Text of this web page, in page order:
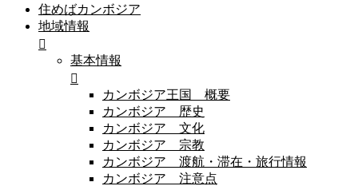
住めばカンボジア
地域情報
基本情報
カンボジア王国 概要
カンボジア 歴史
カンボジア 文化
カンボジア 宗教
カンボジア 渡航・滞在・旅行情報
カンボジア 注意点